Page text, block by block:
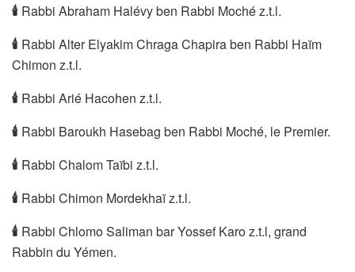
🕯 Rabbi Abraham Halévy ben Rabbi Moché z.t.l.
🕯 Rabbi Alter Elyakim Chraga Chapira ben Rabbi Haïm
Chimon z.t.l.
🕯 Rabbi Arié Hacohen z.t.l.
🕯 Rabbi Baroukh Hasebag ben Rabbi Moché, le Premier.
🕯 Rabbi Chalom Taïbi z.t.l.
🕯 Rabbi Chimon Mordekhaï z.t.l.
🕯 Rabbi Chlomo Saliman bar Yossef Karo z.t.l, grand
Rabbin du Yémen.